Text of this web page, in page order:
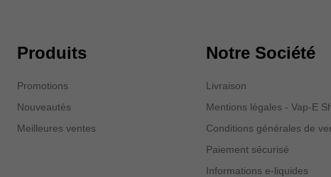
Produits
Promotions
Nouveautés
Meilleures ventes
Notre Société
Livraison
Mentions légales - Vap-E
Conditions générales de
Paiement sécurisé
Informations e-liquides